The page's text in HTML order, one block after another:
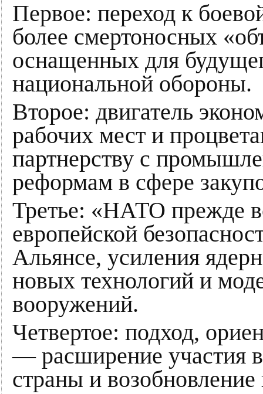
Первое: переход к
более смертоносных
оснащенных для
национальной обороны.
Второе: двигатель
рабочих мест и
партнерству с
реформам в сфере
Третье: «НАТО прежде
европейской
Альянсе, усиления
новых технологий и
вооружений.
Четвертое: подход,
— расширение участия
страны и возобновление